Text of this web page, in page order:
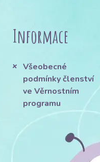
Informace
Všeobecné
podmínky členství
ve Věrnostním
programu